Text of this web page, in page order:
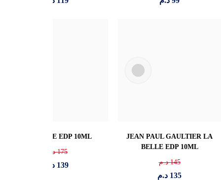
PRADA PARADOXE EDP
10 ML
165د.م
135د.م
BURBURRY HER INTENSE
155